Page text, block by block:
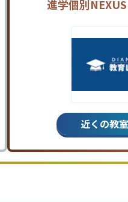
進学個別NEXUS
近くの教